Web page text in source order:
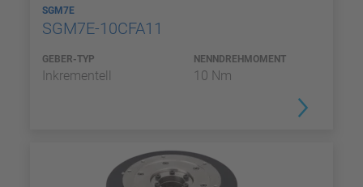
SGM7E
SGM7E-10CFA11
GEBER-TYP
Inkrementell
NENNDREHMOMENT
10 Nm